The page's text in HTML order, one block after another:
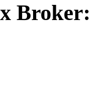
Broker: